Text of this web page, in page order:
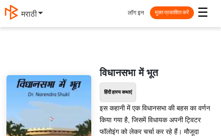
मराठी ☰
लॉग इन मुक्त प्रकाशित करें
विधानसभा में भूत
हिंदी हास्य कथाएं
इस कहानी में एक विधानसभा की बहस का वर्णन
किया गया है, जिसमें विधायक अपनी ट्विटर
फॉलोइंग को लेकर चर्चा कर रहे हैं। मौजूदा